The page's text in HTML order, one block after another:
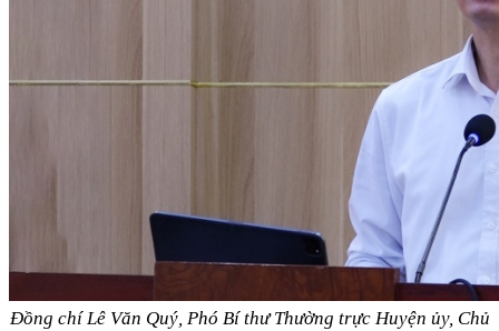
Đồng chí Lê Văn Quý, Phó Bí thư Thường trực Huyện ủy, Chủ